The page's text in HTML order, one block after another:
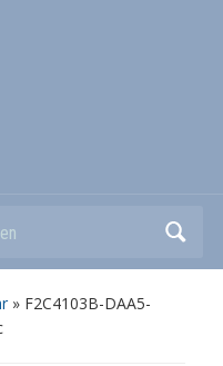
» F2C4103B-DAA5-